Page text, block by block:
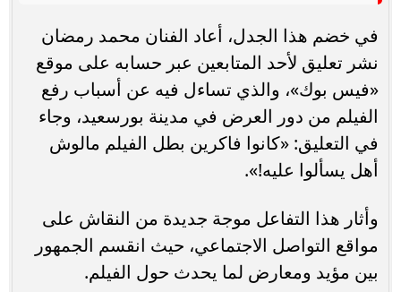
في خضم هذا الجدل، أعاد الفنان محمد رمضان
نشر تعليق لأحد المتابعين عبر حسابه على موقع
«فيس بوك»، والذي تساءل فيه عن أسباب رفع
الفيلم من دور العرض في مدينة بورسعيد، وجاء
في التعليق: «كانوا فاكرين بطل الفيلم مالوش
أهل يسألوا عليه!».
وأثار هذا التفاعل موجة جديدة من النقاش على
مواقع التواصل الاجتماعي، حيث انقسم الجمهور
بين مؤيد ومعارض لما يحدث حول الفيلم.